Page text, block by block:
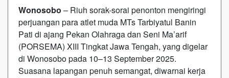
Wonosobo – Riuh sorak-sorai penonton mengiringi
perjuangan para atlet muda MTs Tarbiyatul Banin
Pati di ajang Pekan Olahraga dan Seni Ma’arif
(PORSEMA) XIII Tingkat Jawa Tengah, yang digelar
di Wonosobo pada 10–13 September 2025.
Suasana lapangan penuh semangat, diwarnai kerja